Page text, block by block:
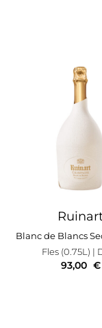
Blanc de Blancs
Fles (0.75L) |
93,00 €